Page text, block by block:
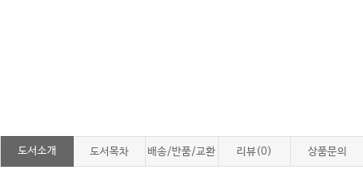
도서소개 도서목차 배송/반품/교환 리뷰(0) 상품문의